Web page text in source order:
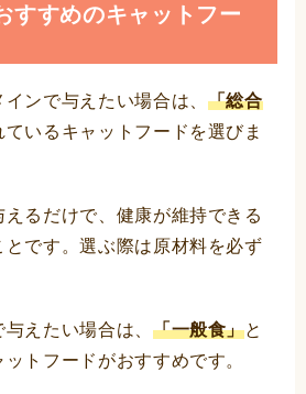
すすめのキャットフー
ンで与えたい場合は、 「総合
ているキャットフードを選びま
るだけで、健康が維持できる
です。選ぶ際は原材料を必ず
えたい場合は、 「一般食」と
トフードがおすすめです。